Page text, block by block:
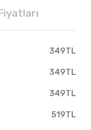
349TL
349TL
349TL
519TL